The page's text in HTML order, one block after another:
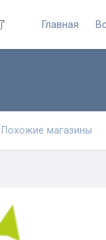
Главная
Похожие магазины